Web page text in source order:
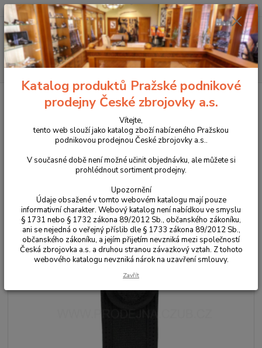
Menu
Hledat
+420 225 375 800
Pouzdra, kufry na zbraně a batohy Látková pouzdra
Pouzdo na pepřový sprej 33/160mm DASTA model 259D/SZ
Pouzdo na pepřový sprej
33/160mm DASTA model
259D/SZ
Katalog produktů Pražské podnikové
prodejny České zbrojovky a.s.
Vítejte,
tento web slouží jako katalog zboží nabízeného Pražskou
podnikovou prodejnou České zbrojovky a.s..
V současné době není možné učinit objednávku, ale můžete si
prohlédnout sortiment prodejny.
Upozornění
Údaje obsažené v tomto webovém katalogu mají pouze
informativní charakter. Webový katalog není nabídkou ve smyslu
§ 1731 nebo § 1732 zákona 89/2012 Sb., občanského zákoníku,
ani se nejedná o veřejný příslib dle § 1733 zákona 89/2012 Sb.,
občanského zákoníku, a jejím přijetím nevzniká mezi společností
Česká zbrojovka a.s. a druhou stranou závazkový vztah. Z tohoto
webového katalogu nevzniká nárok na uzavření smlouvy.
Zavřít